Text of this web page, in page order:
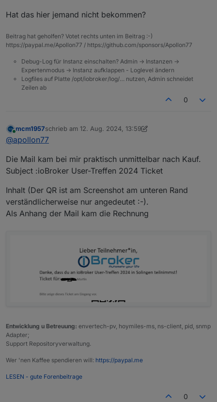
Ordner war auch nichts zu finden.
ist ?
Paypal Transaktionsvode: Transaktionscode
Viele Grüße,
Marco
Hat das hier jemand nicht bekommen?
Beitrag hat geholfen? Votet rechts unten im Beitrag :-)
https://paypal.me/Apollon77 / https://github.com/sponsors/Apollon77
Debug-Log für Instanz einschalten? Admin -> Instanzen ->
Expertenmodus -> Instanz aufklappen - Loglevel ändern
Logfiles auf Platte /opt/iobroker/log/… nutzen, Admin schneidet
Zeilen ab
0
Online
mcm1957schrieb am 12. Aug. 2024, 13:59
zuletzt editiert von mcm19578. Dez. 2024, 16:04
@apollon77
Die Mail kam bei mir praktisch unmittelbar nach Kauf.
Subject :ioBroker User-Treffen 2024 Ticket
Inhalt (Der QR ist am Screenshot am unteren Rand
verständlicherweise nur angedeutet :-).
Als Anhang der Mail kam die Rechnung
Entwicklung u Betreuung: envertech-pv, hoymiles-ms, ns-client, pid, snmp
Adapter;
Support Repositoryverwaltung.
Wer 'nen Kaffee spendieren will: https://paypal.me
LESEN - gute Forenbeitrage
0